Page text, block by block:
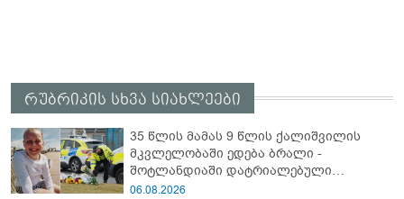
რუბრიკის სხვა სიახლეები
35 წლის მამას 9 წლის ქალიშვილის
მკვლელობაში ედება ბრალი -
შოტლანდიაში დატრიალებული
ტრაგედიის დეტალები
06.08.2026